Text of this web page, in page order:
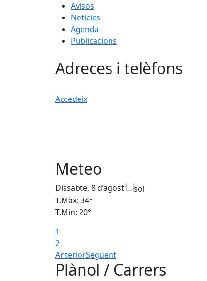
Avisos
Notícies
Agenda
Publicacions
Adreces i telèfons
Accedeix
Meteo
Dissabte, 8 d’agost
T.Màx: 34°
T.Min: 20°
1
2
AnteriorSegüent
Plànol / Carrers